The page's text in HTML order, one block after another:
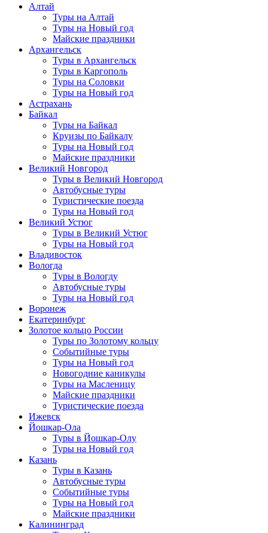
Алтай
Туры на Алтай
Туры на Новый год
Майские праздники
Архангельск
Туры в Архангельск
Туры в Каргополь
Туры на Соловки
Туры на Новый год
Астрахань
Байкал
Туры на Байкал
Круизы по Байкалу
Туры на Новый год
Майские праздники
Великий Новгород
Туры в Великий Новгород
Автобусные туры
Туристические поезда
Туры на Новый год
Великий Устюг
Туры в Великий Устюг
Туры на Новый год
Владивосток
Вологда
Туры в Вологду
Автобусные туры
Туры на Новый год
Воронеж
Екатеринбург
Золотое кольцо России
Туры по Золотому кольцу
Событийные туры
Туры на Новый год
Новогодние каникулы
Туры на Масленицу
Майские праздники
Туристические поезда
Ижевск
Йошкар-Ола
Туры в Йошкар-Олу
Туры на Новый год
Казань
Туры в Казань
Автобусные туры
Событийные туры
Туры на Новый год
Майские праздники
Калининград